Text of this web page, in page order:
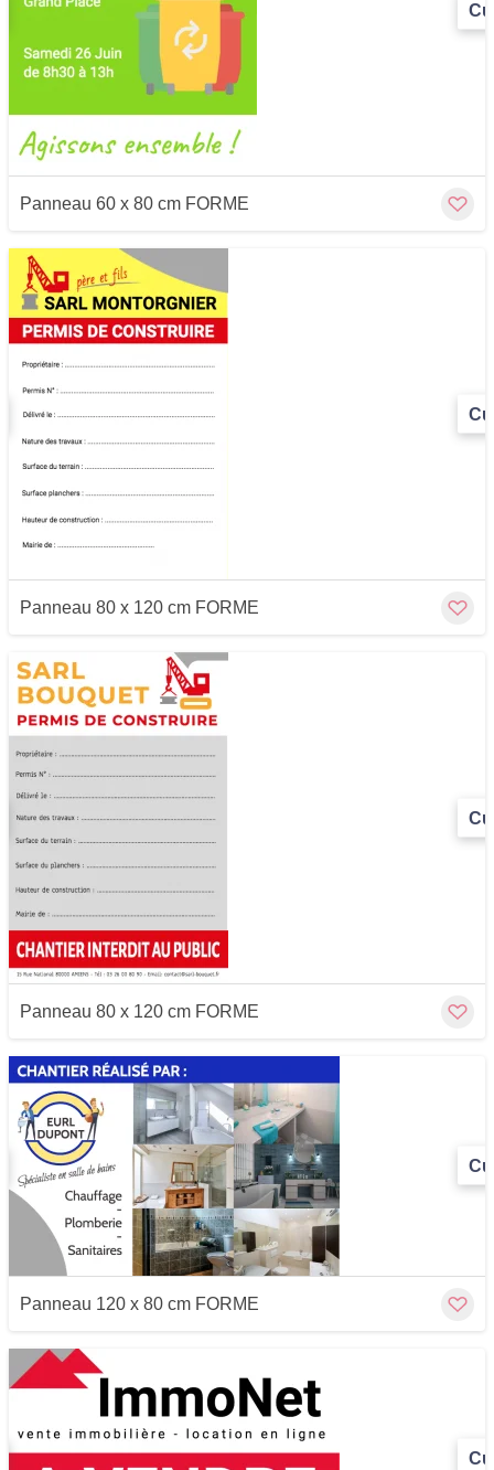
Panneau 60 x 80 cm FORME
Panneau 80 x 120 cm FORME
Panneau 80 x 120 cm FORME
Panneau 120 x 80 cm FORME